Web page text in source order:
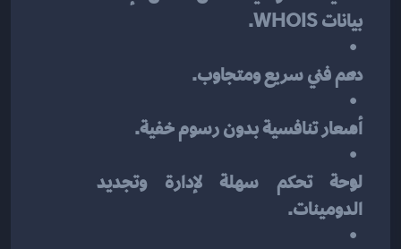
بيانات WHOIS.
دعم فني سريع ومتجاوب.
أسعار تنافسية بدون رسوم خفية.
لوحة تحكم سهلة لإدارة وتجديد
الدومينات.